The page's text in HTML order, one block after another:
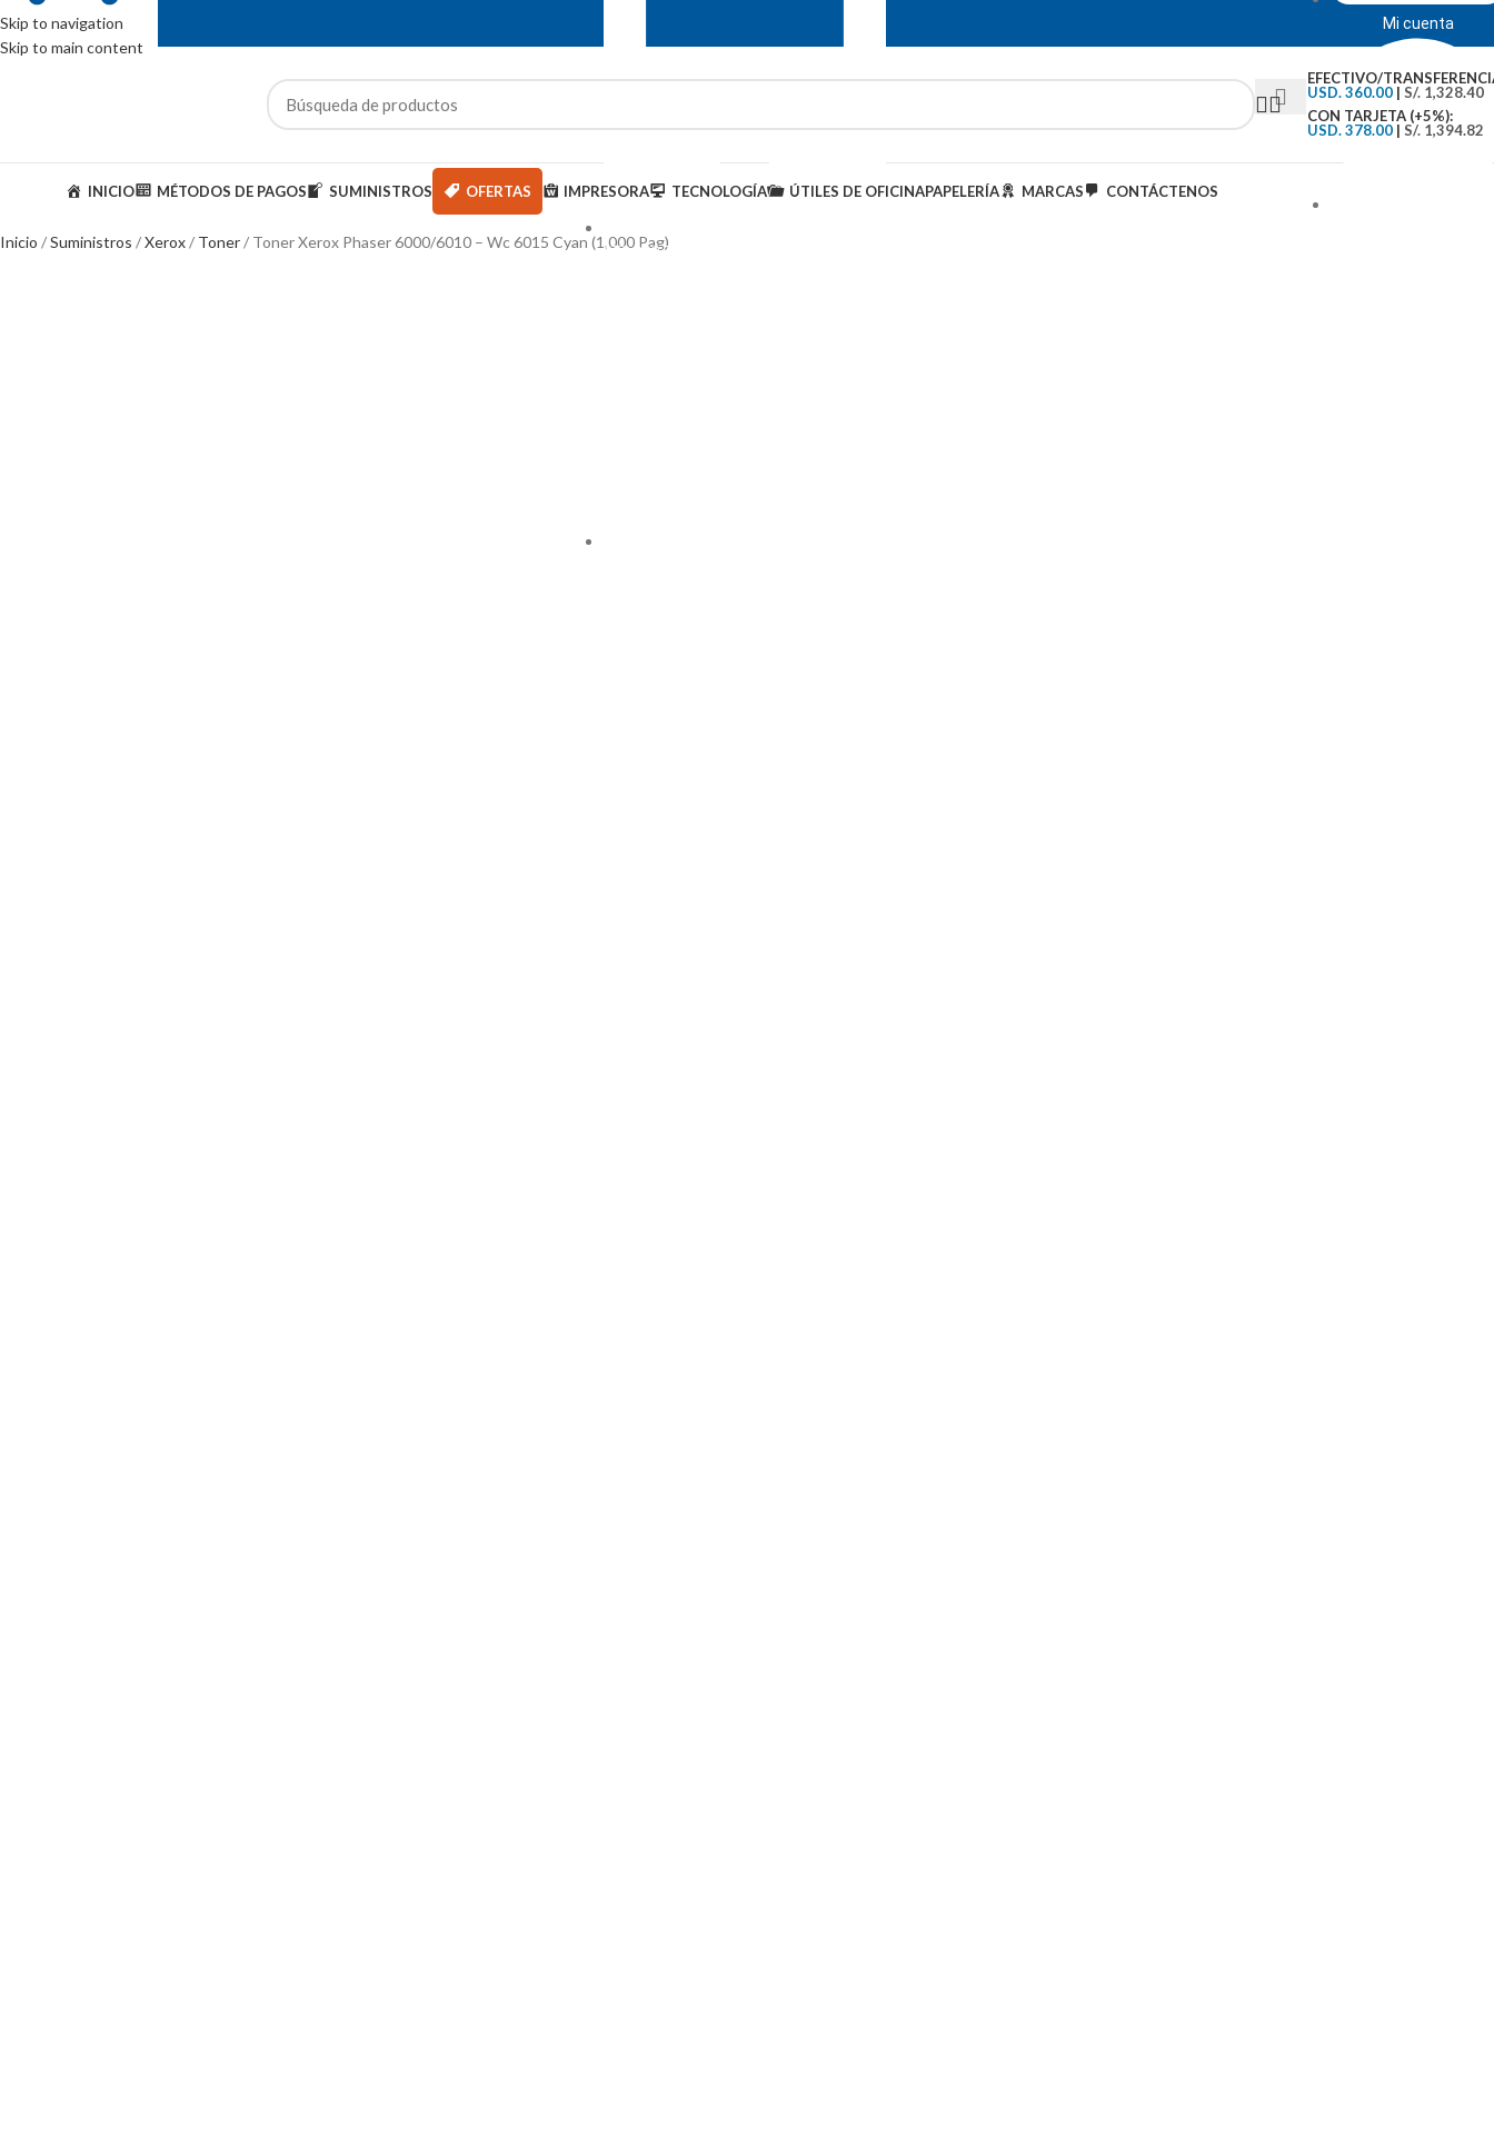
Skip to navigation
Skip to main content
950 000 793
Mi cuenta
EFECTIVO/
USD. 360.00 | S/. 1,328.40
CON TARJETA (+5%):
USD. 378.00 | S/. 1,394.82
INICIO MÉTODOS DE PAGOS SUMINISTROS OFERTAS IMPRESORA TECNOLOGÍA ÚTILES DE OFICINAPAPELERÍA MARCAS CONTÁCTENOS
Inicio Suministros Xerox Toner Toner Xerox Phaser 6000/6010 – Wc 6015 Cyan (1,000 Pag)